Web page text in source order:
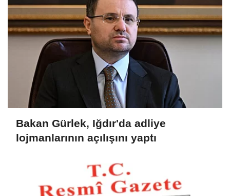
Bakan Gürlek, Iğdır'da adliye
lojmanlarının açılışını yaptı